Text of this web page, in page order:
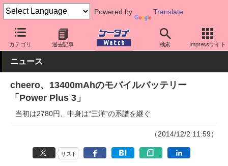
Powered by Translate
カテゴリ 過去記事 検索 Impressサイト
ケータイ Watch 周辺機器/アクセサリー モバイルバッテリー
ニュース
cheero、13400mAhのモバイルバッテリー
「Power Plus 3」
当初は2780円、中身は“三洋”の系譜を継ぐ
（2014/12/2 11:59）
リスト